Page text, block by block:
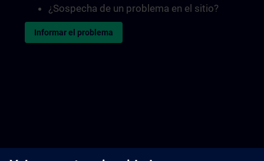
¿Sospecha de un problema en el sitio?
Informar el problema